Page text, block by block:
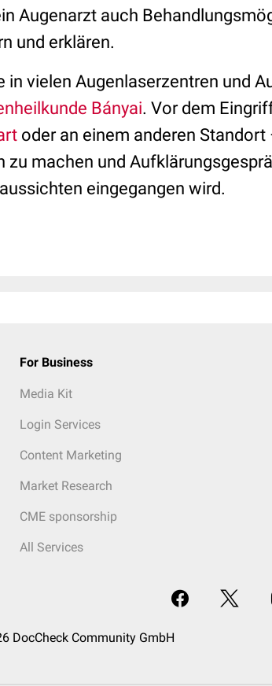
Augenarzt auch
und erklären.
in vielen Augenlaserzentren und
Bányai. Vor dem
oder an einem anderen Standort
machen und
eingegangen wird.
For Business
Media Kit
Login Services
Content Marketing
Market Research
CME sponsorship
All Services
DocCheck Community GmbH